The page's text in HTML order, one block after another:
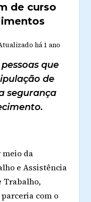
de curso
há 1 ano
que
de
segurança
meio da
e Assistência
Trabalho,
com o